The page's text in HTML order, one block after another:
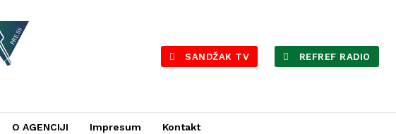
PRESS
SANDŽAK TV REFREF RADIO
O AGENCIJI Impresum Kontakt